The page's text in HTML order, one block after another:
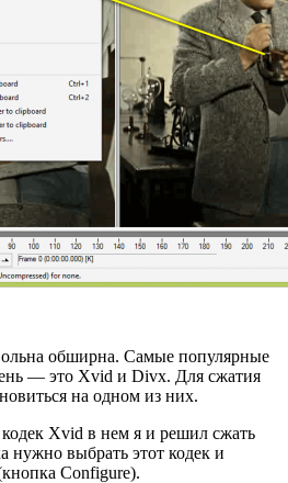
обширна. Самые популярные
— это Xvid и Divx. Для сжатия
на одном из них.
Xvid в нем я и решил сжать
нужно выбрать этот кодек и
Configure).